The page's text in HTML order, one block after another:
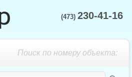
(473) 230-41-16
Поиск по номеру объекта: